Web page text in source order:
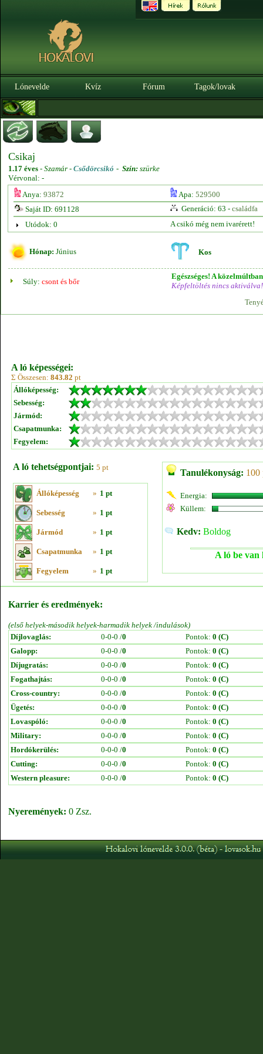
Lónevelde Kvíz Fórum Tagok/lovak
Csikaj
1.17 éves - Szamár - Csődörcsikó - Szín: szürke
Vérvonal: -
Anya: 93872 Apa: 529500
Saját ID: 691128
Generáció: 63 - családfa
Utódok: 0
A csikó még nem ivarérett!
Hónap: Június Kos
Súly: csont és bőr
Egészséges! A
Képfeltöltés nincs aktiválva!
A ló képességei:
Σ Összesen: 843.82 pt
Állóképesség:
Sebesség:
Jármód:
Csapatmunka:
Fegyelem:
A ló tehetségpontjai: 5 pt
Állóképesség » 1 pt
Sebesség » 1 pt
Jármód » 1 pt
Csapatmunka » 1 pt
Fegyelem » 1 pt
Tanulékonyság: 100
Energia:
Küllem:
Kedv: Boldog
A ló be van
Karrier és eredmények:
(első helyek-második helyek-harmadik helyek /indulások)
Díjlovaglás:
0-0-0 /0 Pontok: 0 (C)
Galopp:
0-0-0 /0 Pontok: 0 (C)
Díjugratás:
0-0-0 /0 Pontok: 0 (C)
Fogathajtás:
0-0-0 /0 Pontok: 0 (C)
Cross-country:
0-0-0 /0 Pontok: 0 (C)
Ügetés:
0-0-0 /0 Pontok: 0 (C)
Lovaspóló:
0-0-0 /0 Pontok: 0 (C)
Military:
0-0-0 /0 Pontok: 0 (C)
Hordókerülés:
0-0-0 /0 Pontok: 0 (C)
Cutting:
0-0-0 /0 Pontok: 0 (C)
Western pleasure:
0-0-0 /0 Pontok: 0 (C)
Nyeremények: 0 Zsz.